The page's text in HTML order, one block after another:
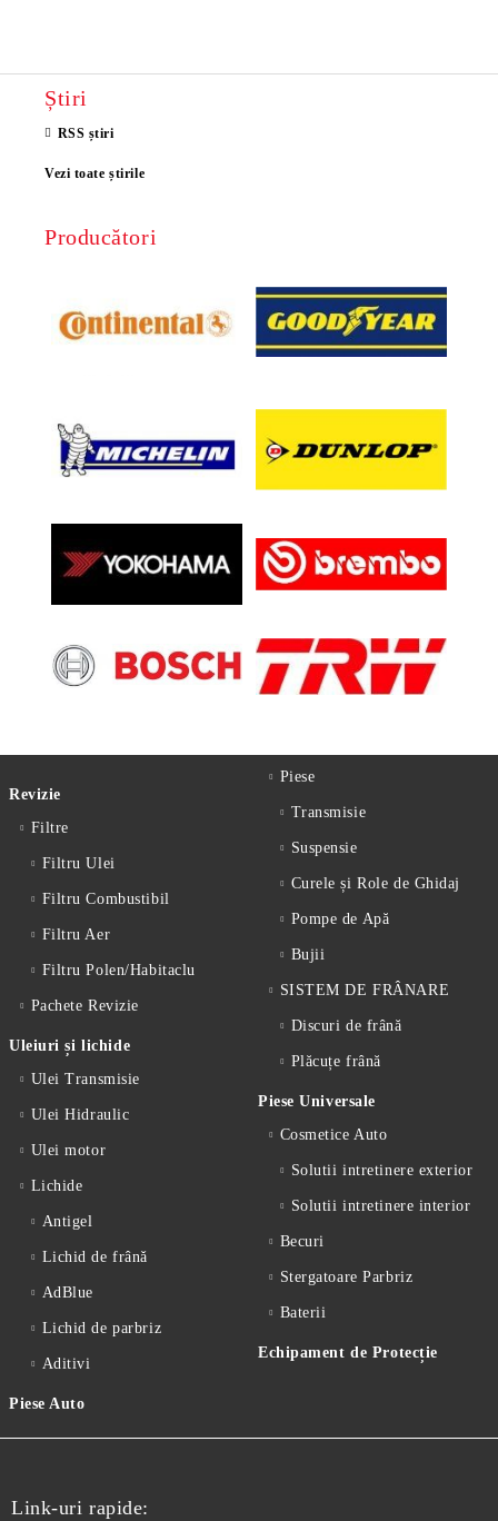
Știri
RSS știri
Vezi toate știrile
Producători
Revizie
Filtre
Filtru Ulei
Filtru Combustibil
Filtru Aer
Filtru Polen/Habitaclu
Pachete Revizie
Uleiuri și lichide
Ulei Transmisie
Ulei Hidraulic
Ulei motor
Lichide
Antigel
Lichid de frânǎ
AdBlue
Lichid de parbriz
Aditivi
Piese Auto
Piese
Transmisie
Suspensie
Curele și Role de Ghidaj
Pompe de Apă
Bujii
SISTEM DE FRÂNARE
Discuri de frână
Plăcuțe frână
Piese Universale
Cosmetice Auto
Solutii intretinere exterior
Solutii intretinere interior
Becuri
Stergatoare Parbriz
Baterii
Echipament de Protecție
Link-uri rapide: